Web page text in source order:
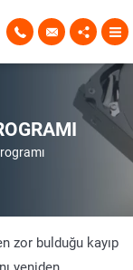
zor bulduğu kayıp
yeniden